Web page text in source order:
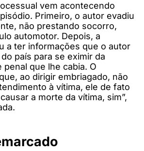
vem acontecendo
Primeiro, o autor evadiu
não prestando socorro,
automotor. Depois, a
a ter informações que o autor
país para se eximir da
penal que lhe cabia. O
ao dirigir embriagado, não
à vítima, ele de fato
a morte da vítima, sim”,